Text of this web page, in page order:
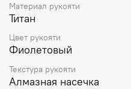
Материал рукояти
Титан
Цвет рукояти
Фиолетовый
Текстура рукояти
Алмазная насечка